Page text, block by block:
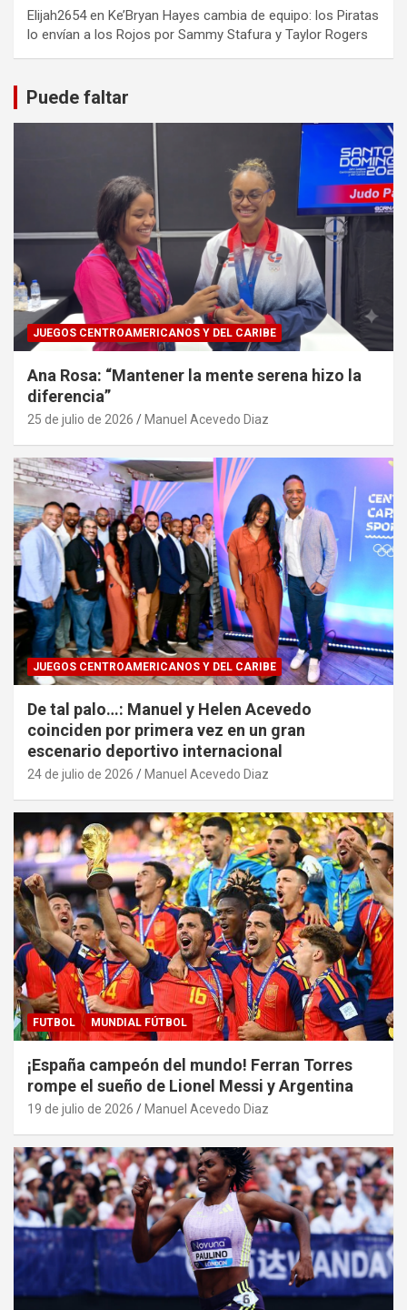
Elijah2654en Ke’Bryan Hayes cambia de equipo: los Piratas
lo envían a los Rojos por Sammy Stafura y Taylor Rogers
Puede faltar
JUEGOS CENTROAMERICANOS Y DEL CARIBE
Ana Rosa: “Mantener la mente serena hizo la
diferencia”
25 de julio de 2026 Manuel Acevedo Diaz
JUEGOS CENTROAMERICANOS Y DEL CARIBE
De tal palo…: Manuel y Helen Acevedo
coinciden por primera vez en un gran
escenario deportivo internacional
24 de julio de 2026 Manuel Acevedo Diaz
FUTBOL MUNDIAL FÚTBOL
¡España campeón del mundo! Ferran Torres
rompe el sueño de Lionel Messi y Argentina
19 de julio de 2026 Manuel Acevedo Diaz